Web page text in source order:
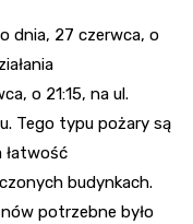
dnia, 27 czerwca, o
o 21:15, na ul.
Tego typu pożary są
łatwość
budynkach.
potrzebne było